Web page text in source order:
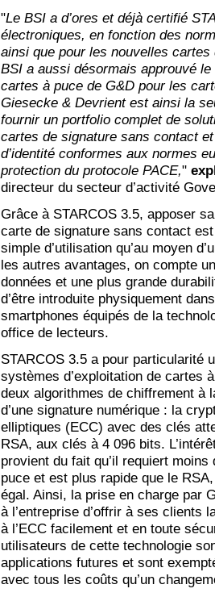
"Le BSI a d’ores et déjà certifié
électroniques, en fonction des
ainsi que pour les nouvelles cartes
BSI a aussi désormais approuvé
cartes à puce de G&D pour les
Giesecke & Devrient est ainsi la
fournir un portfolio complet de
cartes de signature sans contact
d’identité conformes aux normes
protection du protocole PACE,"
directeur du secteur d’activité
Grâce à STARCOS 3.5, apposer
carte de signature sans contact
simple d’utilisation qu’au moyen
les autres avantages, on compte
données et une plus grande
d’être introduite physiquement
smartphones équipés de la
office de lecteurs.
STARCOS 3.5 a pour particularité
systèmes d’exploitation de cartes
deux algorithmes de chiffrement à
d’une signature numérique : la
elliptiques (ECC) avec des clés
RSA, aux clés à 4 096 bits.
provient du fait qu’il requiert
puce et est plus rapide que le
égal. Ainsi, la prise en charge par
à l’entreprise d’offrir à ses clients
à l’ECC facilement et en toute
utilisateurs de cette technologie
applications futures et sont
avec tous les coûts qu’un